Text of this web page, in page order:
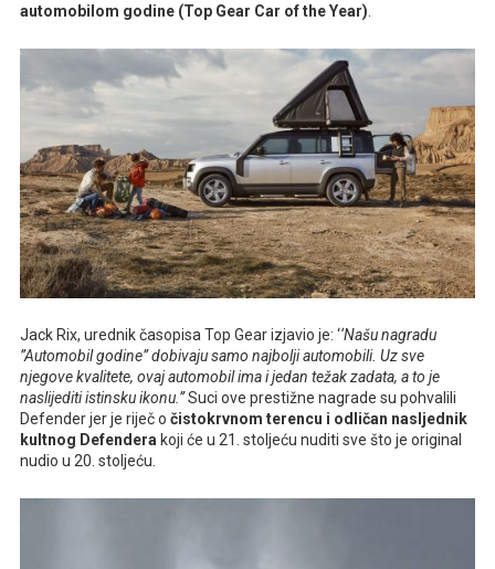
automobilom godine (Top Gear Car of the Year)
Jack Rix, urednik časopisa Top Gear izjavio je: ‘‘Našu nagradu
”Automobil godine” dobivaju samo najbolji automobili. Uz sve
njegove kvalitete, ovaj automobil ima i jedan težak zadata, a to je
naslijediti istinsku ikonu.”Suci ove prestižne nagrade su pohvalili
Defender jer je riječ o čistokrvnom terencu i odličan nasljednik
kultnog Defendera koji će u 21. stoljeću nuditi sve što je original
nudio u 20. stoljeću.